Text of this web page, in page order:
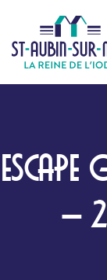
ESCAPE
–